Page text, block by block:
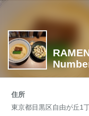
住所
東京都目黒区自由が丘1